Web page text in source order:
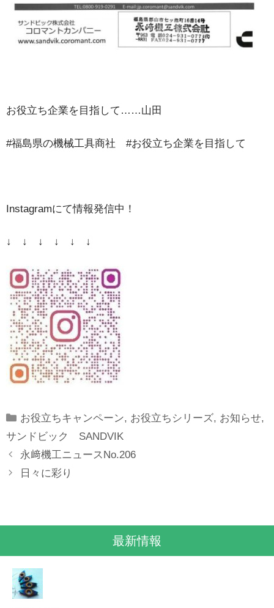
お役立ち企業を目指して……山田
#福島県の機械工具商社 #お役立ち企業を目指して
Instagramにて情報発信中！
↓ ↓ ↓ ↓ ↓ ↓
Categories
お役立ちキャンペーン, お役立ちシリーズ, お知らせ,
サンドビック SANDVIK
永﨑機工ニュースNo.206
日々に彩り
最新情報